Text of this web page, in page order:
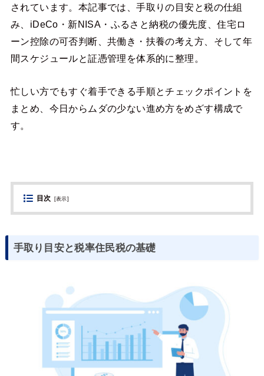
されています。本記事では、手取りの目安と税の仕組
み、iDeCo・新NISA・ふるさと納税の優先度、住宅ロ
ーン控除の可否判断、共働き・扶養の考え方、そして年
間スケジュールと証憑管理を体系的に整理。
忙しい方でもすぐ着手できる手順とチェックポイントを
まとめ、今日からムダの少ない進め方をめざす構成で
す。
目次 [表示]
手取り目安と税率住民税の基礎